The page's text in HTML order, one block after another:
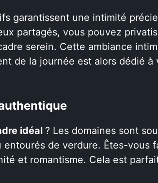
garantissent une intimité
partagés, vous pouvez
serein. Cette ambiance
de la journée est alors dédié
idéal ? Les domaines sont
entourés de verdure. Êtes-vous
et romantisme. Cela est